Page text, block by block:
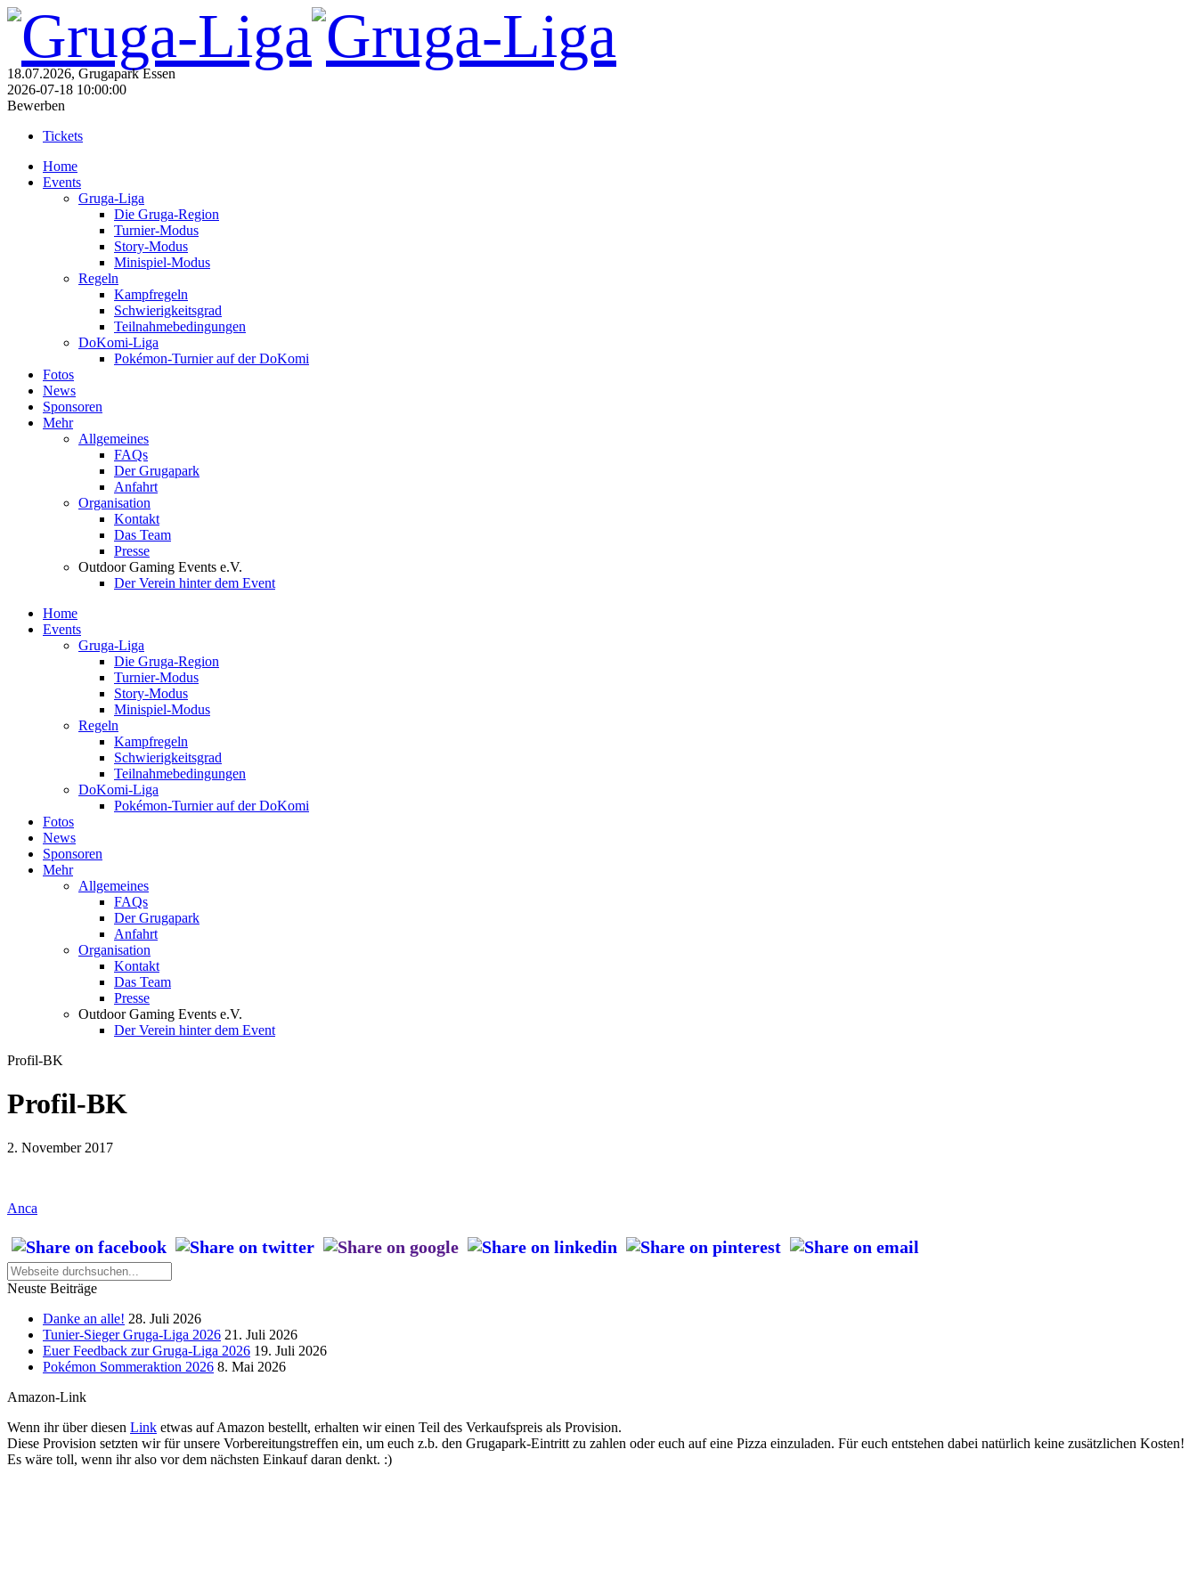
18.07.2026, Grugapark Essen
2026-07-18 10:00:00
Bewerben
Tickets
Home
Events
Gruga-Liga
Die Gruga-Region
Turnier-Modus
Story-Modus
Minispiel-Modus
Regeln
Kampfregeln
Schwierigkeitsgrad
Teilnahmebedingungen
DoKomi-Liga
Pokémon-Turnier auf der DoKomi
Fotos
News
Sponsoren
Mehr
Allgemeines
FAQs
Der Grugapark
Anfahrt
Organisation
Kontakt
Das Team
Presse
Outdoor Gaming Events e.V.
Der Verein hinter dem Event
Home
Events
Gruga-Liga
Die Gruga-Region
Turnier-Modus
Story-Modus
Minispiel-Modus
Regeln
Kampfregeln
Schwierigkeitsgrad
Teilnahmebedingungen
DoKomi-Liga
Pokémon-Turnier auf der DoKomi
Fotos
News
Sponsoren
Mehr
Allgemeines
FAQs
Der Grugapark
Anfahrt
Organisation
Kontakt
Das Team
Presse
Outdoor Gaming Events e.V.
Der Verein hinter dem Event
Profil-BK
Profil-BK
2. November 2017
Anca
Neuste Beiträge
Danke an alle! 28. Juli 2026
Tunier-Sieger Gruga-Liga 2026 21. Juli 2026
Euer Feedback zur Gruga-Liga 2026 19. Juli 2026
Pokémon Sommeraktion 2026 8. Mai 2026
Amazon-Link
Wenn ihr über diesen Link etwas auf Amazon bestellt, erhalten wir einen Teil des Verkaufspreis als Provision.
Diese Provision setzten wir für unsere Vorbereitungstreffen ein, um euch z.b. den Grugapark-Eintritt zu zahlen oder euch auf eine Pizza einzuladen. Für euch entstehen dabei natürlich keine zusätzlichen Kosten!
Es wäre toll, wenn ihr also vor dem nächsten Einkauf daran denkt. :)